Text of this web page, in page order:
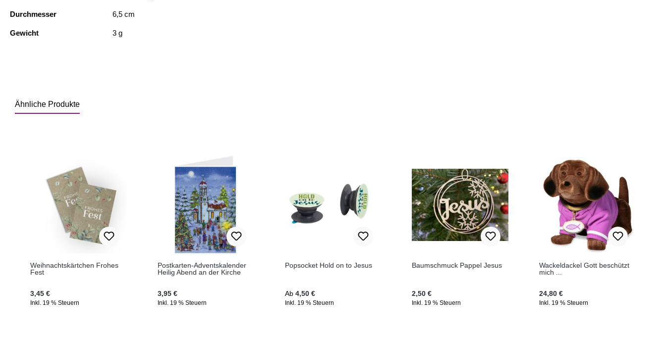
Durchmesser 6,5 cm
Gewicht 3 g
Ähnliche Produkte
Weihnachtskärtchen Frohes
Fest
Regulärer Preis:
3,45 €
Inkl. 19 % Steuern
Postkarten-Adventskalender
Heilig Abend an der Kirche
Regulärer Preis:
3,95 €
Inkl. 19 % Steuern
Popsocket Hold on to Jesus
Regulärer Preis:
Ab 4,50 €
Inkl. 19 % Steuern
Baumschmuck Pappel Jesus
Regulärer Preis:
2,50 €
Inkl. 19 % Steuern
Wackeldackel Gott beschützt
mich ...
Regulärer Preis:
24,80 €
Inkl. 19 % Steuern